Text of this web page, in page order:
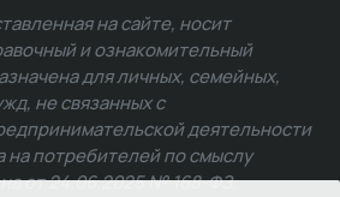
на сайте, носит
и ознакомительный
для личных, семейных,
не связанных с
деятельности
на потребителей по смыслу
от 24.06.2025 № 168-ФЗ.